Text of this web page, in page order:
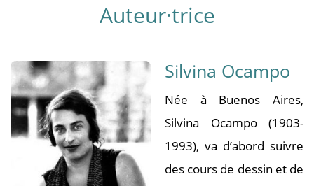
Auteur·trice
Silvina Ocampo
Née à Buenos Aires,
Silvina Ocampo (1903-
1993), va d’abord suivre
des cours de dessin et de